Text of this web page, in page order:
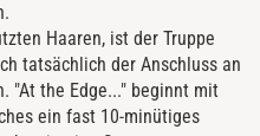
Haaren, ist der Truppe
tatsächlich der Anschluss an
"At the Edge..." beginnt mit
ein fast 10-minütiges